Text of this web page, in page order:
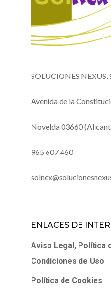
SOLUCIONES NEXUS,
Avenida de la
Novelda 03660
965 607 460
ENLACES DE
Aviso Legal, Política
Condiciones de Uso
Política de Cookies